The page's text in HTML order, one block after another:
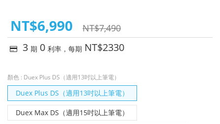
NT$7,490
NT$6,990
3 期 0 利率，每期 NT$2330
顏色 : Duex Plus DS（適用13吋以上筆電）
Duex Plus DS（適用13吋以上筆電）
Duex Max DS（適用15吋以上筆電）